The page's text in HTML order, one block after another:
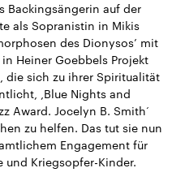
Backingsängerin auf der
als Sopranistin in Mikis
des Dionysos’ mit
Heiner Goebbels Projekt
die sich zu ihrer Spiritualität
,Blue Nights and
Award. Jocelyn B. Smith‘
zu helfen. Das tut sie nun
Engagement für
Kriegsopfer-Kinder.